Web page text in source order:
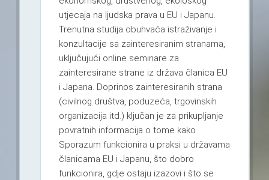
utjecaja na ljudska prava u EU i Japanu.
Trenutna studija obuhvaća istraživanje i
konzultacije sa zainteresiranim stranama,
uključujući online seminare za
zainteresirane strane iz država članica EU
i Japana. Doprinos zainteresiranih strana
(civilnog društva, poduzeća, trgovinskih
organizacija itd.) ključan je za prikupljanje
povratnih informacija o tome kako
Sporazum funkcionira u praksi u državama
članicama EU i Japanu, što dobro
funkcionira, gdje ostaju izazovi i što se